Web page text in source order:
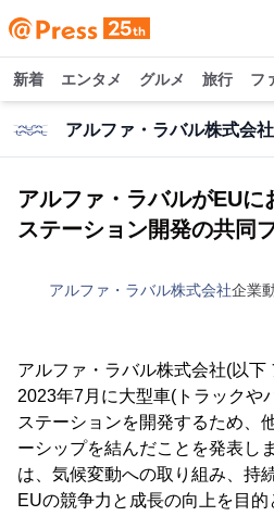
新着 エンタメ グルメ 旅行 フ
アルファ・ラバル株式会社
アルファ・ラバルがEU
ステーション開発の共同
アルファ・ラバル株式会社企業
アルファ・ラバル株式会社(以下
2023年7月に大型車(トラックや
ステーションを開発するため、
ーシップを結んだことを発表し
は、気候変動への取り組み、持
EUの競争力と成長の向上を目